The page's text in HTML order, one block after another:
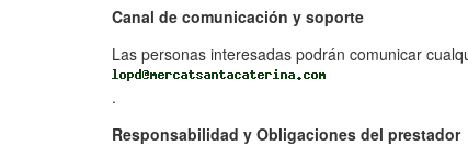
Canal de comunicación y soporte
Las personas interesadas podrán comunicar
.
Responsabilidad y Obligaciones del prestador